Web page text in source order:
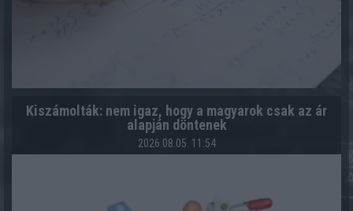
Kiszámolták: nem igaz, hogy a magyarok csak az ár
alapján döntenek
2026.08.05. 11:54